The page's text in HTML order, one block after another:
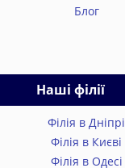
Блог
Наші філії
Філія в Дніпрі
Філія в Києві
Філія в Одесі